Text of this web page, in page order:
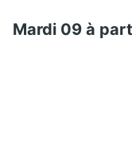
Mardi 09 à